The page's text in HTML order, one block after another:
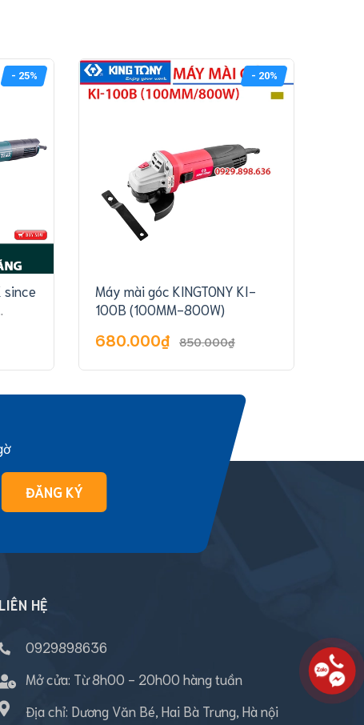
- 25%
since
- 20%
Máy mài góc KINGTONY KI-
100B (100MM-800W)
680.000₫ 850.000₫
ĐĂNG KÝ
LIÊN HỆ
0929898636
Mở cửa: Từ 8h00 - 20h00 hàng tuần
Địa chỉ: Dương Văn Bé, Hai Bà Trưng, Hà nội